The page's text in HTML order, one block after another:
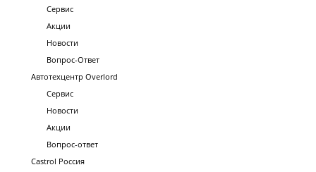
Сервис
Акции
Новости
Вопрос-Ответ
Автотехцентр Overlord
Сервис
Новости
Акции
Вопрос-ответ
Castrol Россия